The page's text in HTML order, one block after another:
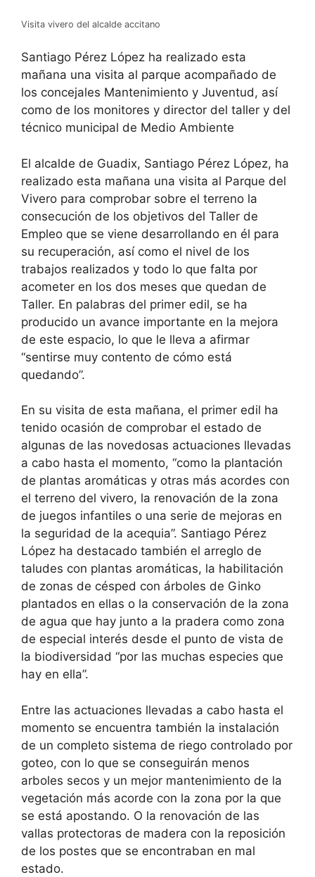
Visita vivero del alcalde accitano
Santiago Pérez López ha realizado esta
mañana una visita al parque acompañado de
los concejales Mantenimiento y Juventud, así
como de los monitores y director del taller y del
técnico municipal de Medio Ambiente
El alcalde de Guadix, Santiago Pérez López, ha
realizado esta mañana una visita al Parque del
Vivero para comprobar sobre el terreno la
consecución de los objetivos del Taller de
Empleo que se viene desarrollando en él para
su recuperación, así como el nivel de los
trabajos realizados y todo lo que falta por
acometer en los dos meses que quedan de
Taller. En palabras del primer edil, se ha
producido un avance importante en la mejora
de este espacio, lo que le lleva a afirmar
“sentirse muy contento de cómo está
quedando”.
En su visita de esta mañana, el primer edil ha
tenido ocasión de comprobar el estado de
algunas de las novedosas actuaciones llevadas
a cabo hasta el momento, “como la plantación
de plantas aromáticas y otras más acordes con
el terreno del vivero, la renovación de la zona
de juegos infantiles o una serie de mejoras en
la seguridad de la acequia”. Santiago Pérez
López ha destacado también el arreglo de
taludes con plantas aromáticas, la habilitación
de zonas de césped con árboles de Ginko
plantados en ellas o la conservación de la zona
de agua que hay junto a la pradera como zona
de especial interés desde el punto de vista de
la biodiversidad “por las muchas especies que
hay en ella”.
Entre las actuaciones llevadas a cabo hasta el
momento se encuentra también la instalación
de un completo sistema de riego controlado por
goteo, con lo que se conseguirán menos
arboles secos y un mejor mantenimiento de la
vegetación más acorde con la zona por la que
se está apostando. O la renovación de las
vallas protectoras de madera con la reposición
de los postes que se encontraban en mal
estado.